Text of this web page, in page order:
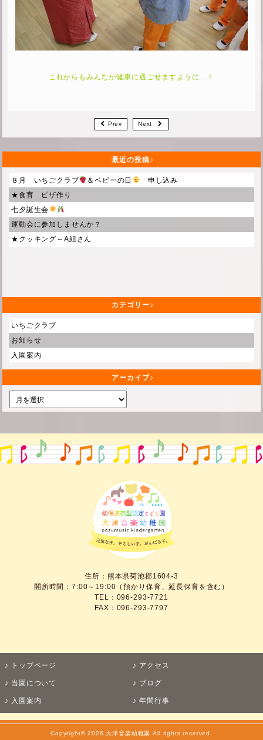
これからもみんなが健康に過ごせますように…！
Prev Next
最近の投稿
８月 いちごクラブ ＆ベビーの日
申し込み
★食育 ピザ作り
七夕誕生会
運動会に参加しませんか？
★クッキング～A組さん
カテゴリー
いちごクラブ
お知らせ
入園案内
アーカイブ
住所：熊本県菊池郡1604-3
開所時間：7:00～19:00（預かり保育、延長保育を含む）
TEL：096-293-7721
FAX：096-293-7797
トップページ アクセス
当園について ブログ
入園案内 年間行事
Copyright© 2026 大津音楽幼稚園 All rights reserved.